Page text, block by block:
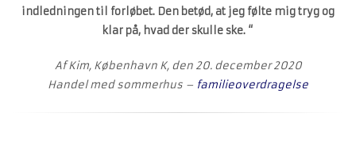
indledningen til forløbet. Den betød, at jeg følte mig tryg og
klar på, hvad der skulle ske. “
Af Kim, København K, den 20. december 2020
Handel med sommerhus – familieoverdragelse